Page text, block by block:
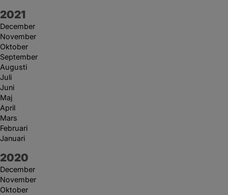
År:
2021
December
November
Oktober
September
Augusti
Juli
Juni
Maj
April
Mars
Februari
Januari
År:
2020
December
November
Oktober